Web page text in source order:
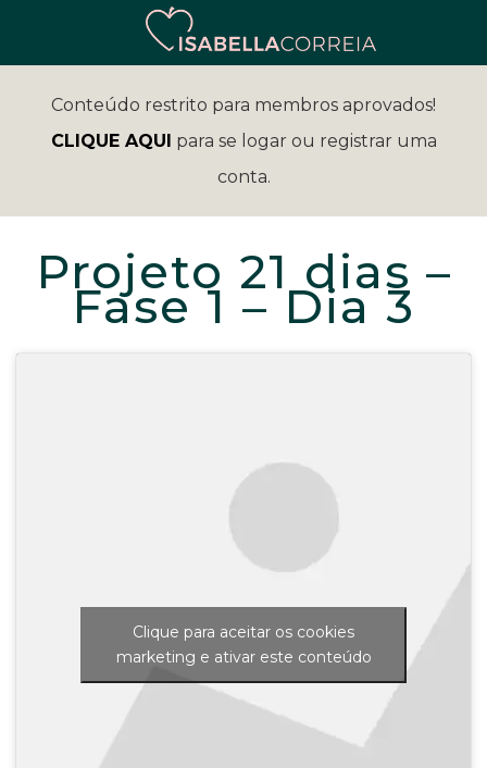
Conteúdo restrito para membros aprovados!
CLIQUE AQUI para se logar ou registrar uma
conta.
Projeto 21 dias –
Fase 1 – Dia 3
Clique para aceitar os cookies
marketing e ativar este conteúdo